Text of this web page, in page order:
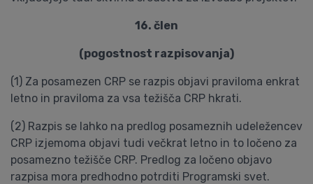
16. člen
(pogostnost razpisovanja)
(1) Za posamezen CRP se razpis objavi praviloma enkrat
letno in praviloma za vsa težišča CRP hkrati.
(2) Razpis se lahko na predlog posameznih udeležencev
CRP izjemoma objavi tudi večkrat letno in to ločeno za
posamezno težišče CRP. Predlog za ločeno objavo
razpisa mora predhodno potrditi Programski svet.